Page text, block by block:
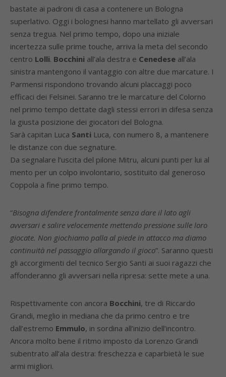
bastate ai padroni di casa a contenere un Bologna
superlativo. Oggi i bolognesi hanno martellato gli avversari
senza tregua. Nel primo tempo, dopo una iniziale
incertezza sulle prime touche, arriva la meta del secondo
centro Lolli. Bocchini all’ala destra e Cenedese all’ala
sinistra mantengono il vantaggio con altre due marcature. I
Parmensi rispondono trovando alcuni placcaggi poco
efficaci dei Felsinei. Saranno tre le marcature del Colorno
nel primo tempo dettate dagli stessi errori in difesa senza
la giusta posizione dei giocatori del Bologna.
Sarà capitan Luca Santi Luca, con numero 8, a mantenere
le distanze con due segnature.
Da segnalare l’uscita del pilone Mitru, alcuni punti per lui al
mento per un colpo involontario, sostituito dal generoso
Coppola a fine primo tempo.
“Bisogna difendere frontalmente senza dare il lato agli
avversari e salire velocemente mettendo pressione sulle loro
giocate. Non giochiamo palla al piede in attacco ma diamo
continuità nel passaggio allargando il gioco”. Saranno questi
gli accorgimenti del tecnico Sergio Santi ai suoi ragazzi che
affonderanno gli avversari nella ripresa: sette mete a una.
Rispettivamente con ancora Bocchini, tre di Riccardo
Grandi, meglio in mediana che da primo centro e tre
dall’estremo Emmulo, in sordina all’inizio dell’incontro.
Ancora molto bene il ritmo imposto da Lorenzo Grandi
subentrato all’ala destra: freschezza e caparbietà le sue
armi migliori.